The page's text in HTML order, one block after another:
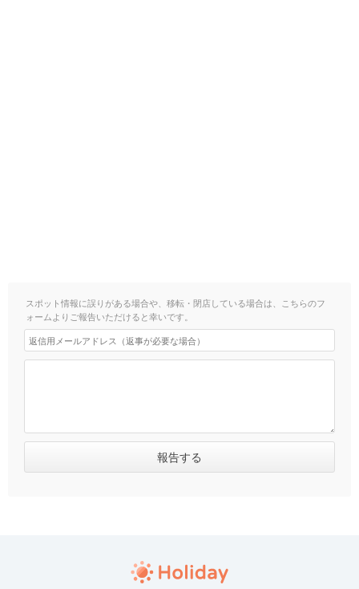
スポット情報に誤りがある場合や、移転・閉店している場合は、こちらのフ
ォームよりご報告いただけると幸いです。